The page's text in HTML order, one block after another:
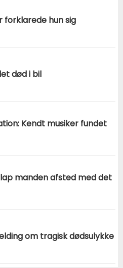
forklarede hun sig
død i bil
Kendt musiker fundet
manden afsted med det
om tragisk dødsulykke